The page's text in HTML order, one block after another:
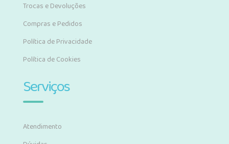
Trocas e Devoluções
Compras e Pedidos
Política de Privacidade
Política de Cookies
Serviços
Atendimento